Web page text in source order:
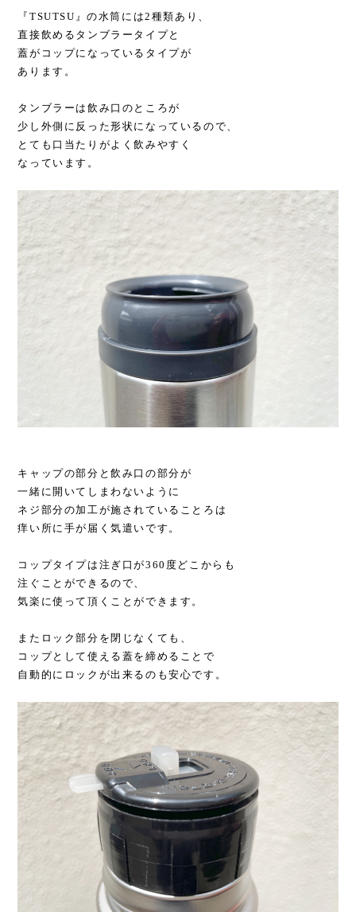
『TSUTSU』の水筒には2種類あり、
直接飲めるタンブラータイプと
蓋がコップになっているタイプが
あります。
タンブラーは飲み口のところが
少し外側に反った形状になっているので、
とても口当たりがよく飲みやすく
なっています。
キャップの部分と飲み口の部分が
一緒に開いてしまわないように
ネジ部分の加工が施されていることろは
痒い所に手が届く気遣いです。
コップタイプは注ぎ口が360度どこからも
注ぐことができるので、
気楽に使って頂くことができます。
またロック部分を閉じなくても、
コップとして使える蓋を締めることで
自動的にロックが出来るのも安心です。